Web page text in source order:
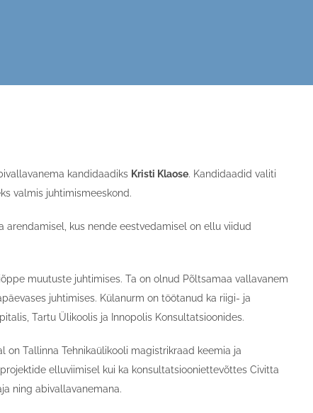
kandidaadiks Kristi Klaose. Kandidaadid valiti
valmis juhtimismeeskond.
kus nende eestvedamisel on ellu viidud
muutuste juhtimises. Ta on olnud Põltsamaa vallavanem
juhtimises. Külanurm on töötanud ka riigi- ja
Tartu Ülikoolis ja Innopolis Konsultatsioonides.
Tallinna Tehnikaülikooli magistrikraad keemia ja
elluviimisel kui ka konsultatsiooniettevõttes Civitta
ning abivallavanemana.